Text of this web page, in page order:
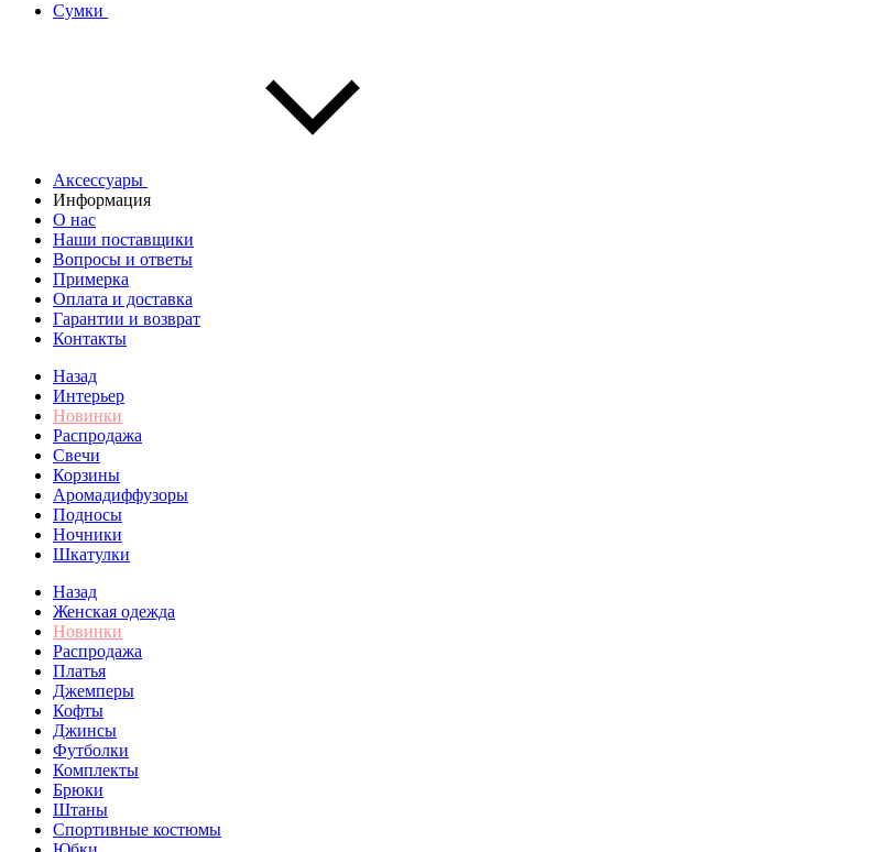
Сумки
Аксессуары
Информация
О нас
Наши поставщики
Вопросы и ответы
Примерка
Оплата и доставка
Гарантии и возврат
Контакты
Назад
Интерьер
Новинки
Распродажа
Свечи
Корзины
Аромадиффузоры
Подносы
Ночники
Шкатулки
Назад
Женская одежда
Новинки
Распродажа
Платья
Джемперы
Кофты
Джинсы
Футболки
Комплекты
Брюки
Штаны
Спортивные костюмы